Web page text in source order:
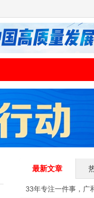
最新文章
33年专注一件事，广